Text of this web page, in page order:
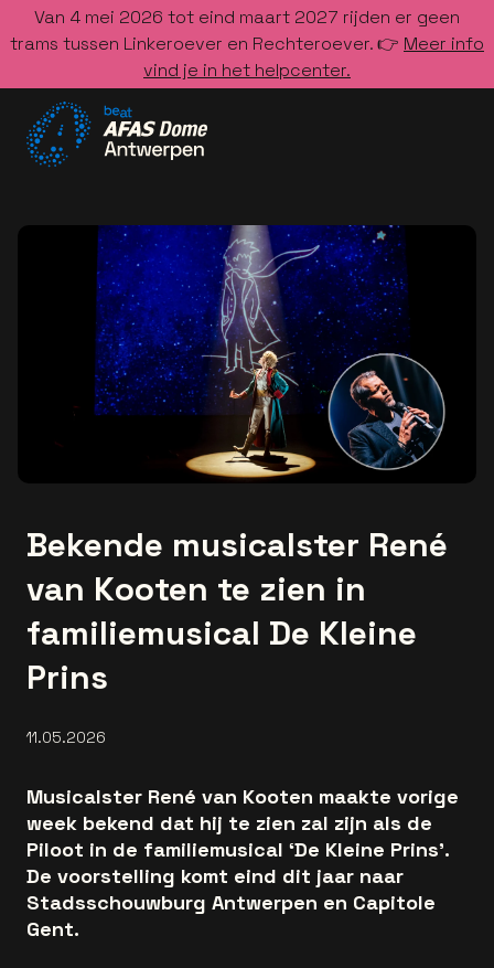
Van 4 mei 2026 tot eind maart 2027 rijden er geen
trams tussen Linkeroever en Rechteroever. 👉 Meer info
vind je in het helpcenter.
Bekende musicalster René
van Kooten te zien in
familiemusical De Kleine
Prins
11.05.2026
Musicalster René van Kooten maakte vorige
week bekend dat hij te zien zal zijn als de
Piloot in de familiemusical ‘De Kleine Prins’.
De voorstelling komt eind dit jaar naar
Stadsschouwburg Antwerpen en Capitole
Gent.